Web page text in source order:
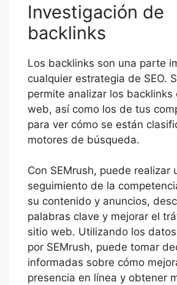
Investigación de
backlinks
Los backlinks son una parte
cualquier estrategia de SEO.
permite analizar los
web, así como los de tus
para ver cómo se están
motores de búsqueda.
Con SEMrush, puede realizar
seguimiento de la
su contenido y anuncios,
palabras clave y mejorar el
sitio web. Utilizando los
por SEMrush, puede tomar
informadas sobre cómo
presencia en línea y obtener